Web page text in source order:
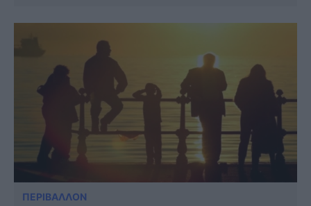
ΠΕΡΙΒΑΛΛΟΝ